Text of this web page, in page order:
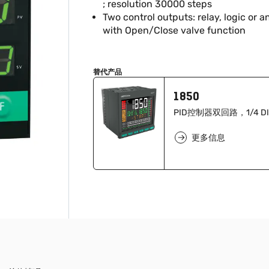
; resolution 30000 steps
Two control outputs: relay, logic or
with Open/Close valve function
替代产品
1850
PID控制器双回路，1/4
更多信息